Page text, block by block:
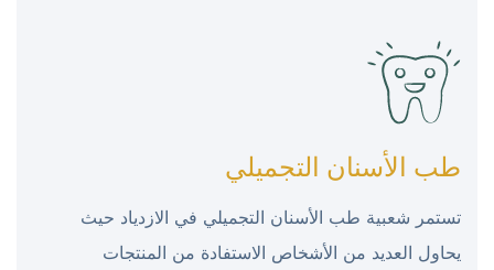
طب الأسنان التجميلي
تستمر شعبية طب الأسنان التجميلي في الازدياد حيث
يحاول العديد من الأشخاص الاستفادة من المنتجات